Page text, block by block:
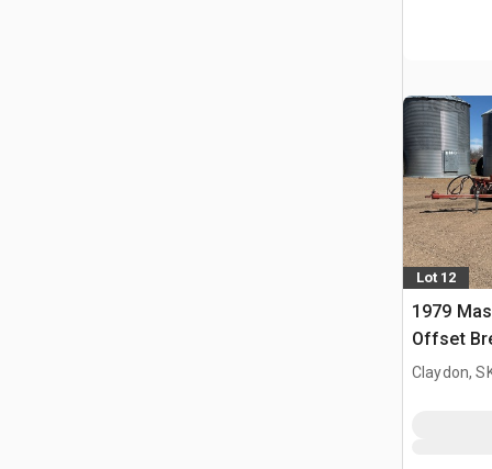
Lot 12
1979
Offset
Claydon,